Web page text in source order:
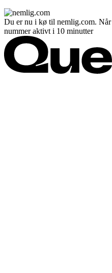
Du er nu i kø til nemlig.com.
nummer aktivt i 10 minutter